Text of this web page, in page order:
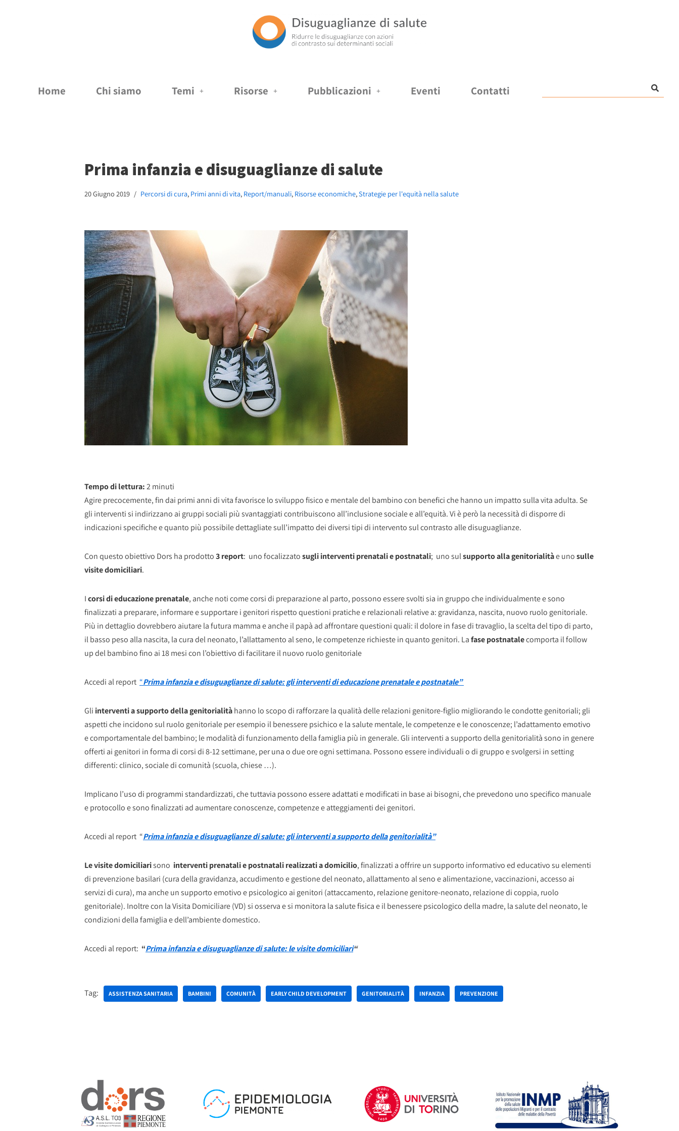
Home Chi siamo Temi Risorse Pubblicazioni Eventi Contatti
Prima infanzia e disuguaglianze di salute
20 Giugno 2019 Percorsi di cura, Primi anni di vita, Report/manuali, Risorse economiche,Strategie per l'equità nella salute
Tempo di lettura:2minuti
Agire precocemente, fin dai primi anni di vita favorisce lo sviluppo fisico e mentale del bambino con benefici che hanno un impatto sulla vita adulta. Se
gli interventi si indirizzano ai gruppi sociali più svantaggiati contribuiscono all’inclusione sociale e all’equità. Vi è però la necessità di disporre di
indicazioni specifiche e quanto più possibile dettagliate sull’impatto dei diversi tipi di intervento sul contrasto alle disuguaglianze.
Con questo obiettivo Dors ha prodotto3 report: uno focalizzatosugli interventi prenatali e postnatali; uno sulsupporto alla genitorialitàe unosulle
visite domiciliari.
Icorsi di educazione prenatale, anche noti come corsi di preparazione al parto, possono essere svolti sia in gruppo che individualmente e sono
finalizzati a preparare, informare e supportare i genitori rispetto questioni pratiche e relazionali relative a: gravidanza, nascita, nuovo ruolo genitoriale.
Più in dettaglio dovrebbero aiutare la futura mamma e anche il papà ad affrontare questioni quali: il dolore in fase di travaglio, la scelta del tipo di parto,
il basso peso alla nascita, la cura del neonato, l’allattamento al seno, le competenze richieste in quanto genitori. Lafase postnatalecomporta il follow
up del bambino fino ai 18 mesi con l’obiettivo di facilitare il nuovo ruolo genitoriale
Accedi al report “Prima infanzia e disuguaglianze di salute: gli interventi di educazione prenatale e postnatale”
Gli interventi a supporto della genitorialitàhanno lo scopo di rafforzare la qualità delle relazioni genitore-figlio migliorando le condotte genitoriali; gli
aspetti che incidono sul ruolo genitoriale per esempio il benessere psichico e la salute mentale, le competenze e le conoscenze; l’adattamento emotivo
e comportamentale del bambino; le modalità di funzionamento della famiglia più in generale. Gli interventi a supporto della genitorialità sono in genere
offerti ai genitori in forma di corsi di 8-12 settimane, per una o due ore ogni settimana. Possono essere individuali o di gruppo e svolgersi in setting
differenti: clinico, sociale di comunità (scuola, chiese …).
Implicano l’uso di programmi standardizzati, che tuttavia possono essere adattati e modificati in base ai bisogni, che prevedono uno specifico manuale
e protocollo e sono finalizzati ad aumentare conoscenze, competenze e atteggiamenti dei genitori.
Accedi al report “Prima infanzia e disuguaglianze di salute: gli interventi a supporto della genitorialità”
Le visite domiciliarisono interventi prenatali e postnatali realizzati a domicilio, finalizzati a offrire un supporto informativo ed educativo su elementi
di prevenzione basilari (cura della gravidanza, accudimento e gestione del neonato, allattamento al seno e alimentazione, vaccinazioni, accesso ai
servizi di cura), ma anche un supporto emotivo e psicologico ai genitori (attaccamento, relazione genitore-neonato, relazione di coppia, ruolo
genitoriale). Inoltre con la Visita Domiciliare (VD) si osserva e si monitora la salute fisica e il benessere psicologico della madre, la salute del neonato, le
condizioni della famiglia e dell’ambiente domestico.
Accedi al report: “Prima infanzia e disuguaglianze di salute: le visite domiciliari“
Tag: ASSISTENZA SANITARIA BAMBINI COMUNITÀ EARLY CHILD DEVELOPMENT GENITORIALITÀ INFANZIA PREVENZIONE